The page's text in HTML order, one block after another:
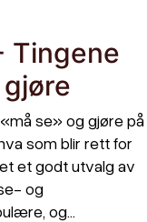
Tingene
se» og gjøre på
som blir rett for
et godt utvalg av
og
og…